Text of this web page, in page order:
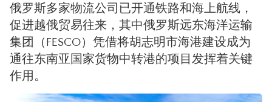
俄罗斯多家物流公司已开通铁路和海上航线，
促进越俄贸易往来，其中俄罗斯远东海洋运输
集团（FESCO）凭借将胡志明市海港建设成为
通往东南亚国家货物中转港的项目发挥着关键
作用。